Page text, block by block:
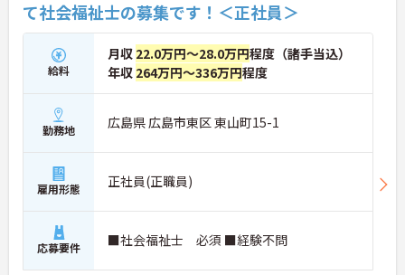
て社会福祉士の募集です！＜正社員＞
給料
月収 22.0万円～28.0万円程度（諸手当込）
年収 264万円～336万円程度
勤務地 広島県 広島市東区 東山町15-1
雇用形態 正社員(正職員)
応募要件 ■社会福祉士 必須 ■経験不問